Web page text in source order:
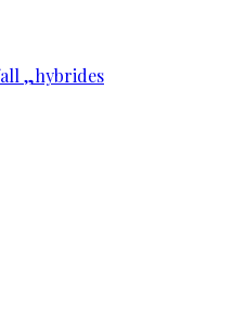
„hybrides